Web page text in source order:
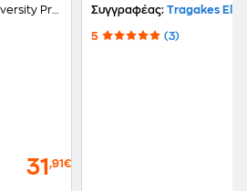
Press
31 ,91€
Digital Access (2
Συγγραφέας: Tragakes Ellie
5 (3)